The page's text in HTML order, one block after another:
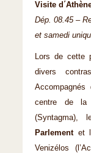
Visite
Dép. 08.45 –
et samedi
Lors de cette
divers
Accompagnés
centre de
(Syntagma),
Parlementet
Venizélos